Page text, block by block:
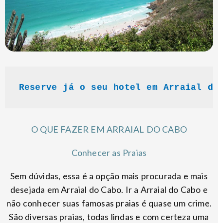
Reserve já o seu hotel em Arraial
O QUE FAZER EM ARRAIAL DO CABO
Conhecer as Praias
Sem dúvidas, essa é a opção mais procurada e mais
desejada em Arraial do Cabo. Ir a Arraial do Cabo e
não conhecer suas famosas praias é quase um crime.
São diversas praias, todas lindas e com certeza uma